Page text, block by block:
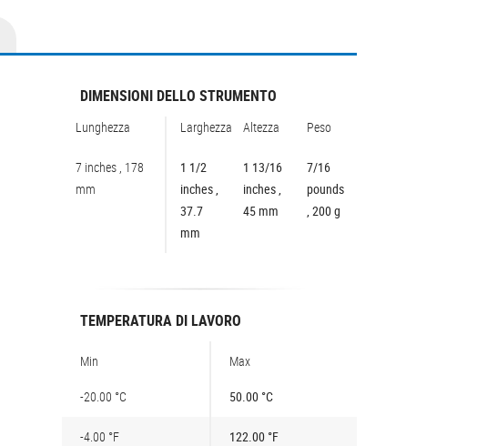
DIMENSIONI DELLO STRUMENTO
Lunghezza Larghezza Altezza Peso
7 inches , 178
mm
1 1/2
inches ,
37.7
mm
1 13/16
inches ,
45 mm
7/16
pounds
, 200 g
TEMPERATURA DI LAVORO
Min Max
-20.00 °C 50.00 °C
-4.00 °F 122.00 °F